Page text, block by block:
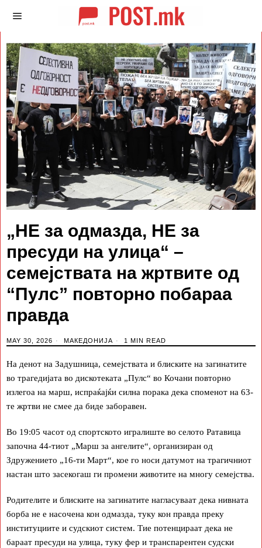
„НЕ за одмазда, НЕ за
пресуди на улица“ –
семејствата на жртвите од
“Пулс” повторно побараа
правда
MAY 30, 2026 МАКЕДОНИЈА 1 MIN READ
На денот на Задушница, семејствата и блиските на загинатите
во трагедијата во дискотеката „Пулс“ во Кочани повторно
излегоа на марш, испраќајќи силна порака дека споменот на 63-
те жртви не смее да биде заборавен.
Во 19:05 часот од спортското игралиште во селото Ратавица
започна 44-тиот „Марш за ангелите“, организиран од
Здружението „16-ти Март“, кое го носи датумот на трагичниот
настан што засекогаш ги промени животите на многу семејства.
Родителите и блиските на загинатите нагласуваат дека нивната
борба не е насочена кон одмазда, туку кон правда преку
институциите и судскиот систем. Тие потенцираат дека не
бараат пресуди на улица, туку фер и транспарентен судски